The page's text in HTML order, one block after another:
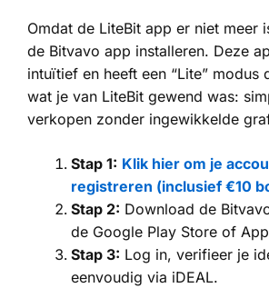
Omdat de LiteBit app er niet meer
de Bitvavo app installeren. Deze
intuïtief en heeft een “Lite” modus
wat je van LiteBit gewend was:
verkopen zonder ingewikkelde
Stap 1: Klik hier om je
registreren (inclusief €10
Stap 2: Download de
de Google Play Store of
Stap 3: Log in, verifieer je
eenvoudig via iDEAL.